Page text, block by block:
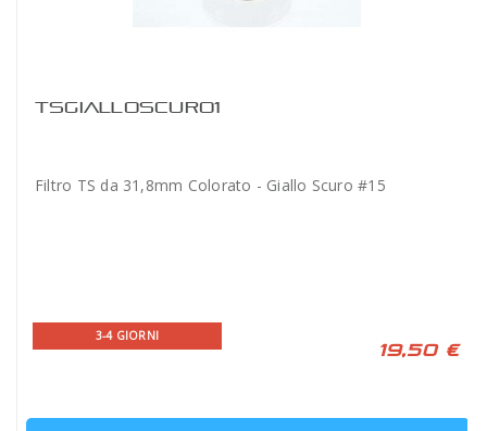
TSGIALLOSCURO1
Filtro TS da 31,8mm Colorato - Giallo Scuro #15
3-4 GIORNI
19,50 €